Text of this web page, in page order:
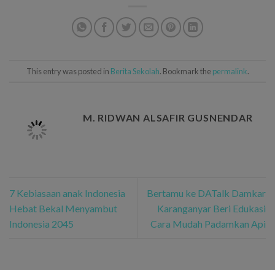
This entry was posted in Berita Sekolah. Bookmark the permalink.
M. RIDWAN ALSAFIR GUSNENDAR
7 Kebiasaan anak Indonesia
Hebat Bekal Menyambut
Indonesia 2045
Bertamu ke DATalk Damkar
Karanganyar Beri Edukasi
Cara Mudah Padamkan Api